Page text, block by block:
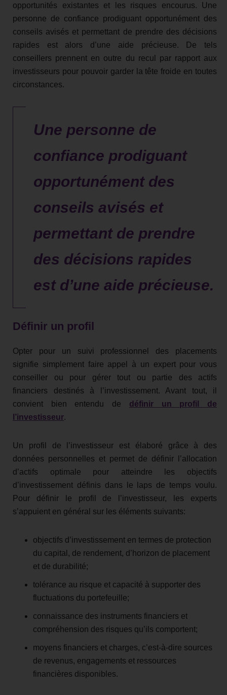
opportunités existantes et les risques encourus. Une
personne de confiance prodiguant opportunément des
conseils avisés et permettant de prendre des décisions
rapides est alors d’une aide précieuse. De tels
conseillers prennent en outre du recul par rapport aux
investisseurs pour pouvoir garder la tête froide en toutes
circonstances.
Une personne de
confiance prodiguant
opportunément des
conseils avisés et
permettant de prendre
des décisions rapides
est d’une aide précieuse.
Définir un profil
Opter pour un suivi professionnel des placements
signifie simplement faire appel à un expert pour vous
conseiller ou pour gérer tout ou partie des actifs
financiers destinés à l’investissement. Avant tout, il
convient bien entendu de définir un profil de
l’investisseur.
Un profil de l’investisseur est élaboré grâce à des
données personnelles et permet de définir l’allocation
d’actifs optimale pour atteindre les objectifs
d’investissement définis dans le laps de temps voulu.
Pour définir le profil de l’investisseur, les experts
s’appuient en général sur les éléments suivants:
objectifs d’investissement en termes de protection
du capital, de rendement, d’horizon de placement
et de durabilité;
tolérance au risque et capacité à supporter des
fluctuations du portefeuille;
connaissance des instruments financiers et
compréhension des risques qu’ils comportent;
moyens financiers et charges, c’est-à-dire sources
de revenus, engagements et ressources
financières disponibles.